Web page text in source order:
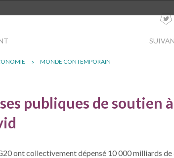
MONDE CONTEMPORAIN
publiques de soutien
ont collectivement dépensé 10 000 milliards